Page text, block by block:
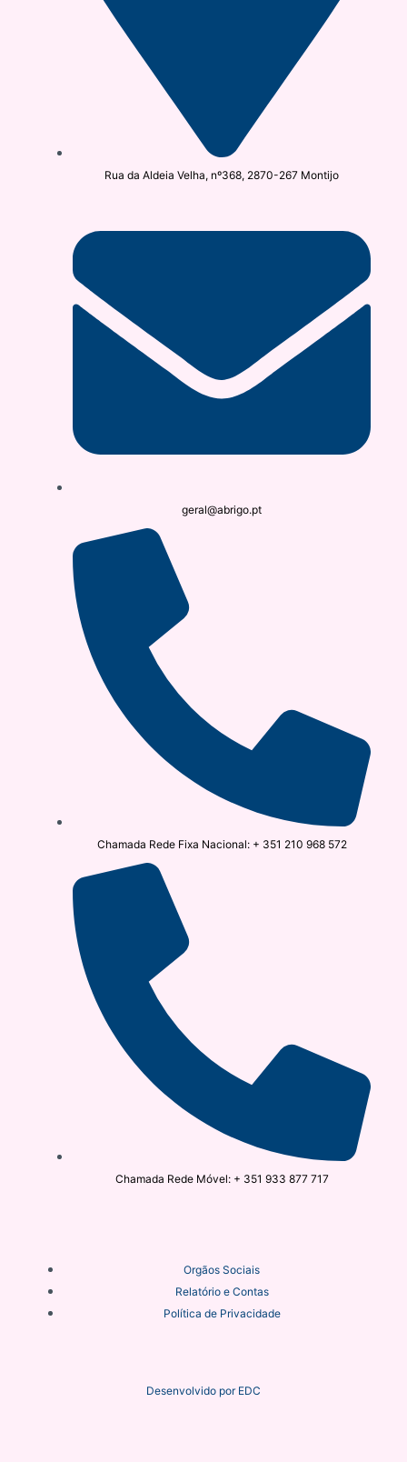
Rua da Aldeia Velha, nº368, 2870-267 Montijo
geral@abrigo.pt
Chamada Rede Fixa Nacional: + 351 210 968 572
Chamada Rede Móvel: + 351 933 877 717
Orgãos Sociais
Relatório e Contas
Política de Privacidade
Desenvolvido por EDC